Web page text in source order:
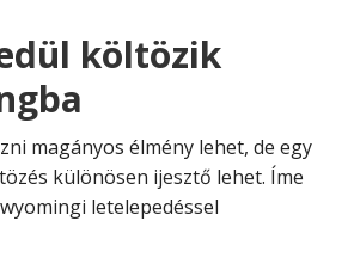
költözik
magányos élmény lehet, de egy
különösen ijesztő lehet. Íme
letelepedéssel